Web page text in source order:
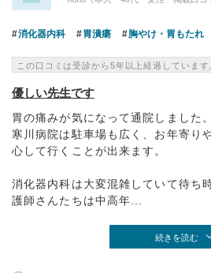
消化器内科 胃潰瘍 胸やけ・胃もたれ
この口コミは受診から5年以上経過しています
優しい先生です
胃の痛みが気になって通院しました。
寒川病院は駐車場も広く、お年寄り
心して行くことが出来ます。
消化器内科は大変混雑していて待ち
護師さんたちは中高年...
続きを読む